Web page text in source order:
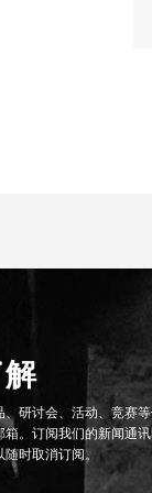
、研讨会、活动、竞赛
箱。订阅我们的新闻通
时取消订阅。